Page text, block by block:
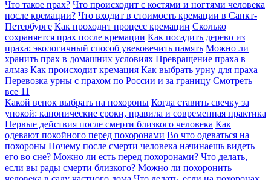
Что такое прах? Что происходит с костями и ногтями человека
после кремации? Что входит в стоимость кремации в Санкт-
Петербурге Как проходит процесс кремации Сколько
сохраняется прах после кремации Как посадить дерево из
праха: экологичный способ увековечить память Можно ли
хранить прах в домашних условиях Превращение праха в
алмаз Как происходит кремация Как выбрать урну для праха
Перевозка урны с прахом по России и за границу Смотреть
все 11
Какой венок выбрать на похороны Когда ставить свечку за
упокой: канонические сроки, правила и современная практика
Первые действия после смерти близкого человека Как
одевают покойного перед похоронами Во что одеваться на
похороны Почему после смерти человека начинаешь видеть
его во сне? Можно ли есть перед похоронами? Что делать,
если вы рады смерти близкого? Можно ли похоронить